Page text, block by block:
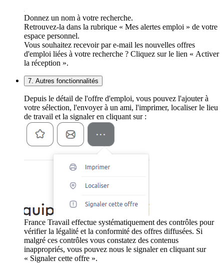
Donnez un nom à votre recherche.
Retrouvez-la dans la rubrique « Mes alertes emploi » de votre
espace personnel.
Vous souhaitez recevoir par e-mail les nouvelles offres
d'emploi liées à votre recherche ? Cliquez sur le lien « Activer
la réception ».
7. Autres fonctionnalités
Depuis le détail de l'offre d'emploi, vous pouvez l'ajouter à
votre sélection, l'envoyer à un ami, l'imprimer, localiser le lieu
de travail et la signaler en cliquant sur :
France Travail effectue systématiquement des contrôles pour
vérifier la légalité et la conformité des offres diffusées. Si
malgré ces contrôles vous constatez des contenus
inappropriés, vous pouvez nous le signaler en cliquant sur
« Signaler cette offre ».